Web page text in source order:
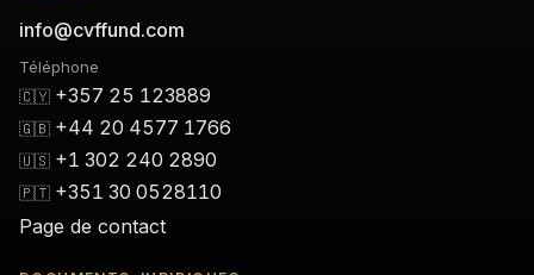
info@cvffund.com
Téléphone
🇨🇾 +357 25 123889
🇬🇧 +44 20 4577 1766
🇺🇸 +1 302 240 2890
🇵🇹 +351 30 0528110
Page de contact